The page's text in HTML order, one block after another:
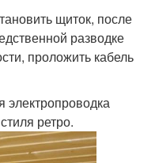
щиток, после
разводке
проложить кабель
ретро.